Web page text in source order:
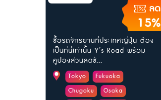
ลด
15%
ซื้อรถจักรยานที่ประเทศญี่ปุ่น ต้อง
เป็นที่นี่เท่านั้น Y’s Road พร้อม
คูปองส่วนลดช้...
Tokyo
Fukuoka
Chugoku
Osaka